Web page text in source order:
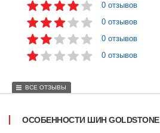
0 отзывов
0 отзывов
0 отзывов
0 отзывов
ВСЕ ОТЗЫВЫ
ОСОБЕННОСТИ ШИН GOLDSTONE